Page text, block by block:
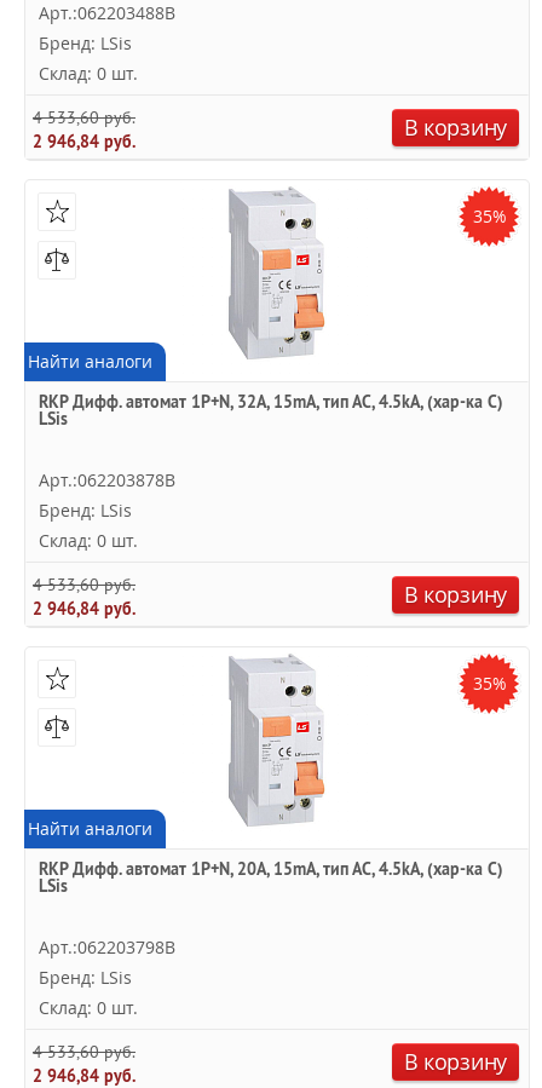
Арт.:062203488B
Бренд: LSis
Склад: 0 шт.
4 533,60 руб.
2 946,84 руб.
В корзину
35%
Найти аналоги
RKP Дифф. автомат 1P+N, 32A, 15mA, тип АC, 4.5kA, (хар-ка C)
LSis
Арт.:062203878B
Бренд: LSis
Склад: 0 шт.
4 533,60 руб.
2 946,84 руб.
В корзину
35%
Найти аналоги
RKP Дифф. автомат 1P+N, 20A, 15mA, тип АC, 4.5kA, (хар-ка C)
LSis
Арт.:062203798B
Бренд: LSis
Склад: 0 шт.
4 533,60 руб.
2 946,84 руб.
В корзину